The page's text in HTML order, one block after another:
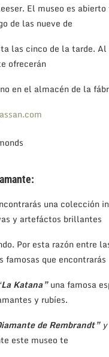
El museo es
de las nueve de
las cinco de la tarde.
ofrecerán
en el almacén de la
una colección
y artefáctos brillantes
Por esta razón entre
famosas que encontrarás
La Katana”una famosa
y rubíes.
deRembrandt” y
este museo te